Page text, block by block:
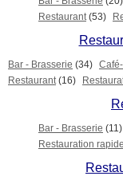
Restaurant (53)
Bar - Brasserie (34)
Restaurant (16)
Bar - Brasserie (11)
Restauration rapide